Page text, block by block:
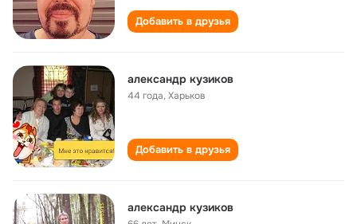
Добавить в друзья
александр кузиков
44 года,Харьков
Добавить в друзья
александр кузиков